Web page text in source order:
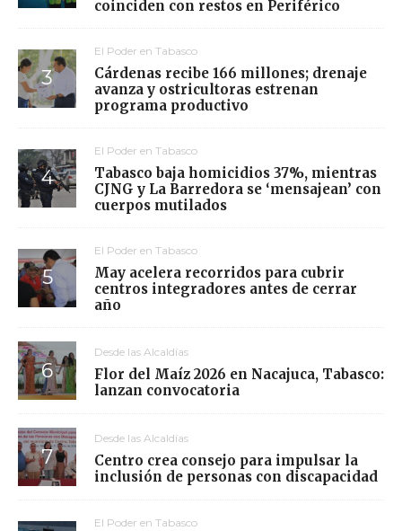
coinciden con restos en Periférico
El Poder en Tabasco
Cárdenas recibe 166 millones; drenaje
avanza y ostricultoras estrenan
programa productivo
El Poder en Tabasco
Tabasco baja homicidios 37%, mientras
CJNG y La Barredora se ‘mensajean’ con
cuerpos mutilados
El Poder en Tabasco
May acelera recorridos para cubrir
centros integradores antes de cerrar
año
Desde las Alcaldías
Flor del Maíz 2026 en Nacajuca, Tabasco:
lanzan convocatoria
Desde las Alcaldías
Centro crea consejo para impulsar la
inclusión de personas con discapacidad
El Poder en Tabasco